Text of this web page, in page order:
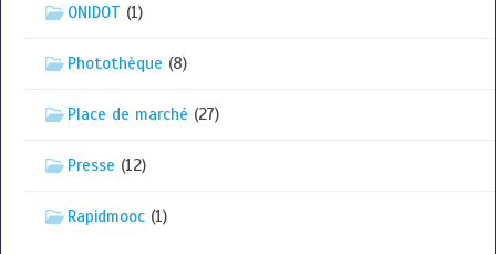
ONIDOT (1)
Photothèque (8)
Place de marché (27)
Presse (12)
Rapidmooc (1)